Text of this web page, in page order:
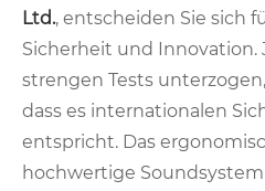
Ltd., entscheiden Sie sich
Sicherheit und Innovation.
strengen Tests
dass es internationalen
entspricht. Das
hochwertige